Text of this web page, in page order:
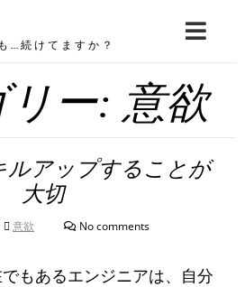
…続けてますか？
リー: 意欲
ルアップすることが
大切
意欲 No comments
もあるエンジニアは、自分